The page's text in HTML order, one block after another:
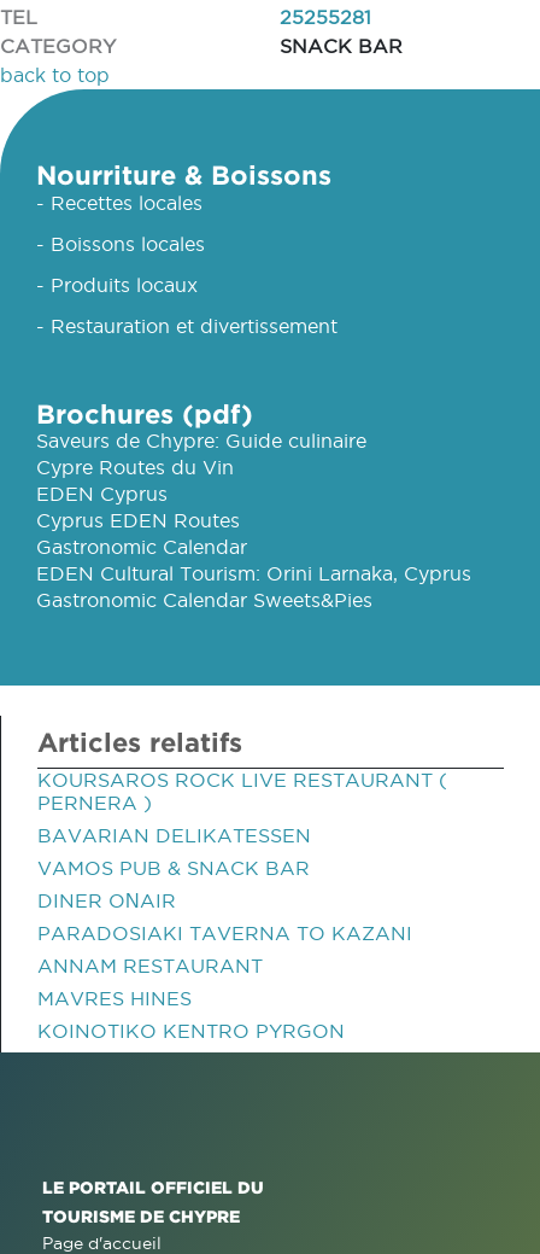
TEL
25255281
CATEGORY
SNACK BAR
back to top
Nourriture & Boissons
- Recettes locales
- Boissons locales
- Produits locaux
- Restauration et divertissement
Brochures (pdf)
Saveurs de Chypre: Guide culinaire
Cypre Routes du Vin
EDEN Cyprus
Cyprus EDEN Routes
Gastronomic Calendar
EDEN Cultural Tourism: Orini Larnaka, Cyprus
Gastronomic Calendar Sweets&Pies
Articles relatifs
KOURSAROS ROCK LIVE RESTAURANT (
PERNERA )
BAVARIAN DELIKATESSEN
VAMOS PUB & SNACK BAR
DINER OΝAIR
PARADOSIAKI TAVERNA TO KAZANI
ANNAM RESTAURANT
MAVRES HINES
KOINOTIKO KENTRO PYRGON
LE PORTAIL OFFICIEL DU
TOURISME DE CHYPRE
Page d'accueil